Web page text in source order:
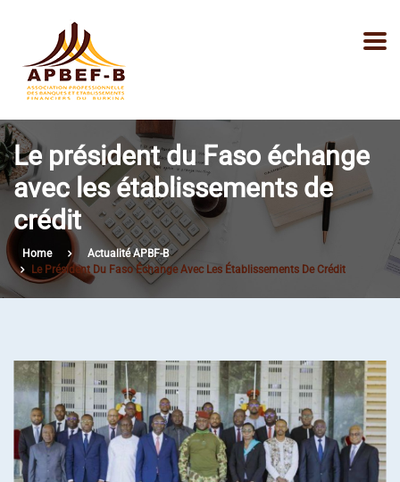
Le président du Faso échange
avec les établissements de
crédit
Home
Actualité APBF-B
Le Président Du Faso Échange Avec Les Établissements De Crédit